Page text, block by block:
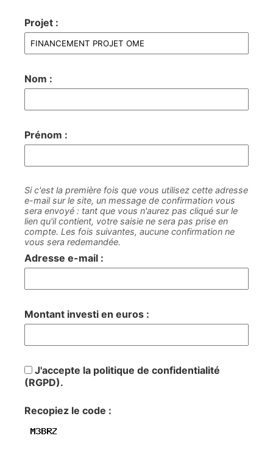
Projet :
Nom :
Prénom :
Si c'est la première fois que vous utilisez cette adresse
e-mail sur le site, un message de confirmation vous
sera envoyé : tant que vous n'aurez pas cliqué sur le
lien qu'il contient, votre saisie ne sera pas prise en
compte. Les fois suivantes, aucune confirmation ne
vous sera redemandée.
Adresse e-mail :
Montant investi en euros :
J'accepte la politique de confidentialité
(RGPD).
Recopiez le code :